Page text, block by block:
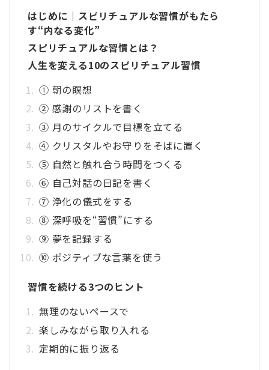
はじめに｜スピリチュアルな習慣がもたら
す“内なる変化”
スピリチュアルな習慣とは？
人生を変える10のスピリチュアル習慣
① 朝の瞑想
② 感謝のリストを書く
③ 月のサイクルで目標を立てる
④ クリスタルやお守りをそばに置く
⑤ 自然と触れ合う時間をつくる
⑥ 自己対話の日記を書く
⑦ 浄化の儀式をする
⑧ 深呼吸を“習慣”にする
⑨ 夢を記録する
⑩ ポジティブな言葉を使う
習慣を続ける3つのヒント
無理のないペースで
楽しみながら取り入れる
定期的に振り返る